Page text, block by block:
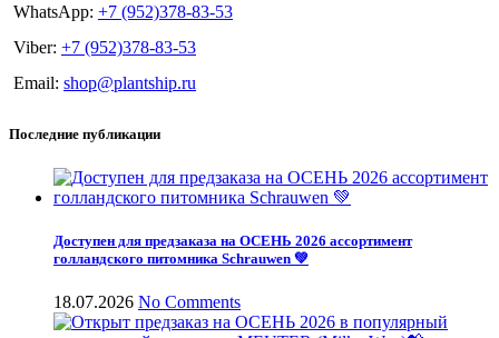
WhatsApp: +7 (952)378-83-53
Viber: +7 (952)378-83-53
Email: shop@plantship.ru
Последние публикации
Доступен для предзаказа на ОСЕНЬ 2026 ассортимент
голландского питомника Schrauwen 💚
18.07.2026 No Comments